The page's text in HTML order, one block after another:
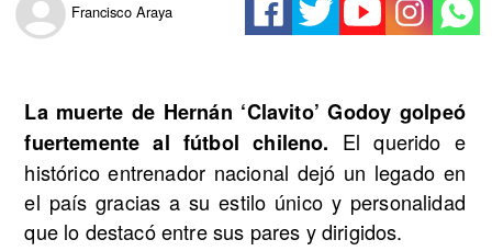
Francisco Araya
La muerte de Hernán ‘Clavito’ Godoy golpeó
fuertemente al fútbol chileno. El querido e
histórico entrenador nacional dejó un legado en
el país gracias a su estilo único y personalidad
que lo destacó entre sus pares y dirigidos.